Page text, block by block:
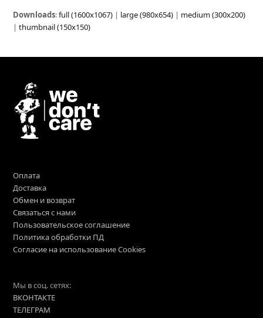
Downloads:full (1600x1067) | large (980x654) | medium (300x200)
|thumbnail (150x150)
Оплата
Доставка
Обмен и возврат
Связаться с нами
Пользовательское соглашение
Политика обработки ПД
Согласие на использование Cookies
Мы в соц. сетях:
ВКОНТАКТЕ
ТЕЛЕГРАМ